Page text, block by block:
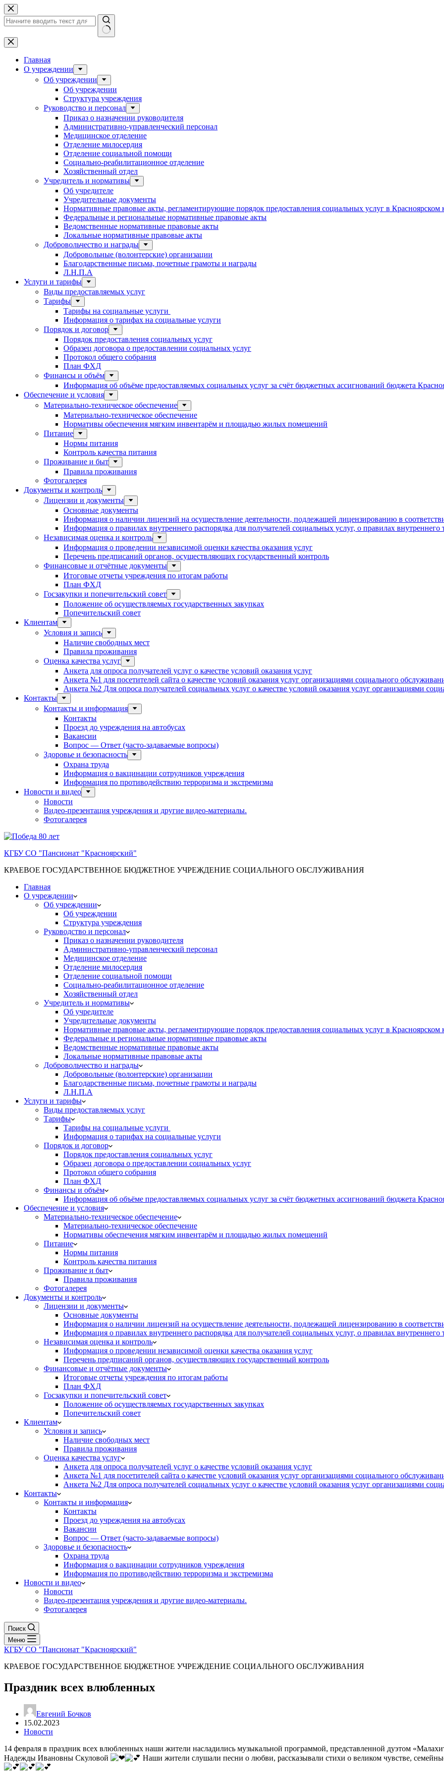
Перейти
к
сути
Ничего
не
найденоГлавная
О учреждении
Об учреждении
Об учреждении
Структура учреждения
Руководство и персонал
Приказ о назначении руководителя
Административно-управленческий персонал
Медицинское отделение
Отделение милосердия
Отделение социальной помощи
Социально-реабилитационное отделение
Хозяйственный отдел
Учредитель и нормативы
Об учредителе
Учредительные документы
Нормативные правовые акты, регламентирующие порядок предоставления социальных услуг в Красноярском
Федеральные и региональные нормативные правовые акты
Ведомственные нормативные правовые акты
Локальные нормативные правовые акты
Добровольчество и награды
Добровольные (волонтерские) организации
Благодарственные письма, почетные грамоты и награды
Л.Н.П.А
Услуги и тарифы
Виды предоставляемых услуг
Тарифы
Тарифы на социальные услуги
Информация о тарифах на социальные услуги
Порядок и договор
Порядок предоставления социальных услуг
Образец договора о предоставлении социальных услуг
Протокол общего собрания
План ФХД
Финансы и объём
Информация об объёме предоставляемых социальных услуг за счёт бюджетных ассигнований бюджета
Обеспечение и условия
Материально-техническое обеспечение
Материально-техническое обеспечение
Нормативы обеспечения мягким инвентарём и площадью жилых помещений
Питание
Нормы питания
Контроль качества питания
Проживание и быт
Правила проживания
Фотогалерея
Документы и контроль
Лицензии и документы
Основные документы
Информация о наличии лицензий на осуществление деятельности, подлежащей лицензированию в
Информация о правилах внутреннего распорядка для получателей социальных услуг, о правилах внутреннего
Независимая оценка и контроль
Информация о проведении независимой оценки качества оказания услуг
Перечень предписаний органов, осуществляющих государственный контроль
Финансовые и отчётные документы
Итоговые отчеты учреждения по итогам работы
План ФХД
Госзакупки и попечительский совет
Положение об осуществляемых государственных закупках
Попечительский совет
Клиентам
Условия и запись
Наличие свободных мест
Правила проживания
Оценка качества услуг
Анкета для опроса получателей услуг о качестве условий оказания услуг
Анкета №1 для посетителей сайта о качестве условий оказания услуг организациями социального
Анкета №2 Для опроса получателей социальных услуг о качестве условий оказания услуг организациями
Контакты
Контакты и информация
Контакты
Проезд до учреждения на автобусах
Вакансии
Вопрос — Ответ (часто-задаваемые вопросы)
Здоровье и безопасность
Охрана труда
Информация о вакцинации сотрудников учреждения
Информация по противодействию терроризма и экстремизма
Новости и видео
Новости
Видео-презентация учреждения и другие видео-материалы.
Фотогалерея
КГБУ СО "Пансионат "Красноярский"
КРАЕВОЕ ГОСУДАРСТВЕННОЕ БЮДЖЕТНОЕ УЧРЕЖДЕНИЕ СОЦИАЛЬНОГО ОБСЛУЖИВАНИЯ
Главная
О учреждении
Об учреждении
Об учреждении
Структура учреждения
Руководство и персонал
Приказ о назначении руководителя
Административно-управленческий персонал
Медицинское отделение
Отделение милосердия
Отделение социальной помощи
Социально-реабилитационное отделение
Хозяйственный отдел
Учредитель и нормативы
Об учредителе
Учредительные документы
Нормативные правовые акты, регламентирующие порядок предоставления социальных услуг в Красноярском
Федеральные и региональные нормативные правовые акты
Ведомственные нормативные правовые акты
Локальные нормативные правовые акты
Добровольчество и награды
Добровольные (волонтерские) организации
Благодарственные письма, почетные грамоты и награды
Л.Н.П.А
Услуги и тарифы
Виды предоставляемых услуг
Тарифы
Тарифы на социальные услуги
Информация о тарифах на социальные услуги
Порядок и договор
Порядок предоставления социальных услуг
Образец договора о предоставлении социальных услуг
Протокол общего собрания
План ФХД
Финансы и объём
Информация об объёме предоставляемых социальных услуг за счёт бюджетных ассигнований бюджета
Обеспечение и условия
Материально-техническое обеспечение
Материально-техническое обеспечение
Нормативы обеспечения мягким инвентарём и площадью жилых помещений
Питание
Нормы питания
Контроль качества питания
Проживание и быт
Правила проживания
Фотогалерея
Документы и контроль
Лицензии и документы
Основные документы
Информация о наличии лицензий на осуществление деятельности, подлежащей лицензированию в
Информация о правилах внутреннего распорядка для получателей социальных услуг, о правилах внутреннего
Независимая оценка и контроль
Информация о проведении независимой оценки качества оказания услуг
Перечень предписаний органов, осуществляющих государственный контроль
Финансовые и отчётные документы
Итоговые отчеты учреждения по итогам работы
План ФХД
Госзакупки и попечительский совет
Положение об осуществляемых государственных закупках
Попечительский совет
Клиентам
Условия и запись
Наличие свободных мест
Правила проживания
Оценка качества услуг
Анкета для опроса получателей услуг о качестве условий оказания услуг
Анкета №1 для посетителей сайта о качестве условий оказания услуг организациями социального
Анкета №2 Для опроса получателей социальных услуг о качестве условий оказания услуг организациями
Контакты
Контакты и информация
Контакты
Проезд до учреждения на автобусах
Вакансии
Вопрос — Ответ (часто-задаваемые вопросы)
Здоровье и безопасность
Охрана труда
Информация о вакцинации сотрудников учреждения
Информация по противодействию терроризма и экстремизма
Новости и видео
Новости
Видео-презентация учреждения и другие видео-материалы.
Фотогалерея
Поиск
Меню
КГБУ СО "Пансионат "Красноярский"
КРАЕВОЕ ГОСУДАРСТВЕННОЕ БЮДЖЕТНОЕ УЧРЕЖДЕНИЕ СОЦИАЛЬНОГО ОБСЛУЖИВАНИЯ
Праздник всех влюбленных
Евгений Бочков
15.02.2023
Новости
14 февраля в праздник всех влюбленных наши жители насладились музыкальной программой, представленной дуэтом
Надежды Ивановны Скуловой
Наши жители слушали песни о любви, рассказывали стихи о великом чувстве,